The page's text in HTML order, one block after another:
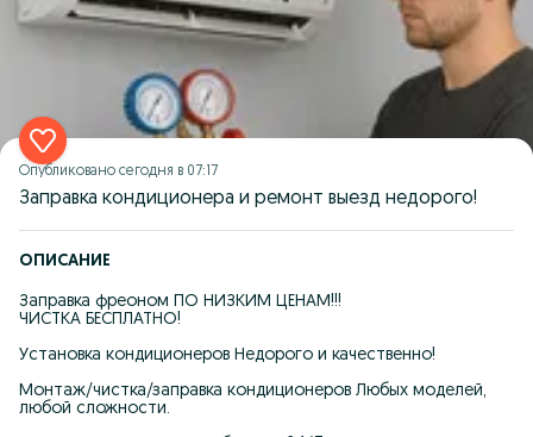
Опубликовано сегодня в 07:17
Заправка кондиционера и ремонт выезд недорого!
ОПИСАНИЕ
Заправка фреоном ПО НИЗКИМ ЦЕНАМ!!!
ЧИСТКА БЕСПЛАТНО!
Установка кондиционеров Недорого и качественно!
Монтаж/чистка/заправка кондиционеров Любых моделей,
любой сложности.